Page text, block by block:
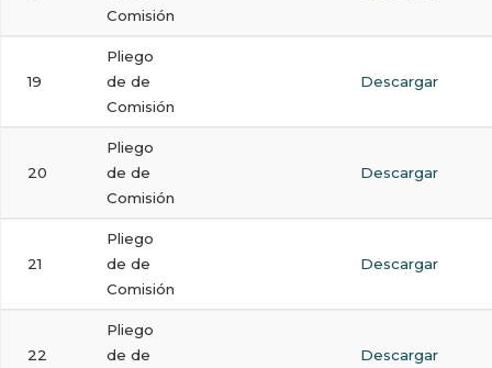
Comisión
19
Pliego
de de
Comisión
Descargar
20
Pliego
de de
Comisión
Descargar
21
Pliego
de de
Comisión
Descargar
22
Pliego
de de
Descargar